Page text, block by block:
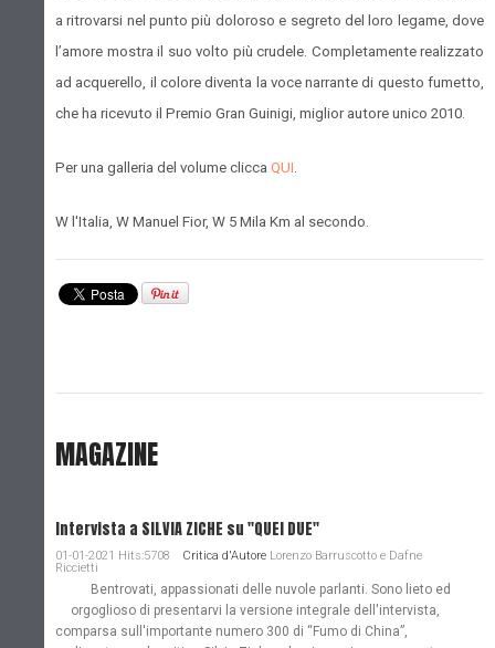
a ritrovarsi nel punto più doloroso e segreto del loro legame, dove
l’amore mostra il suo volto più crudele. Completamente realizzato
ad acquerello, il colore diventa la voce narrante di questo fumetto,
che ha ricevuto il Premio Gran Guinigi, miglior autore unico 2010.
Per una galleria del volume clicca QUI.
W l'Italia, W Manuel Fior, W 5 Mila Km al secondo.
MAGAZINE
Intervista a SILVIA ZICHE su "QUEI DUE"
01-01-2021 Hits:5708 Critica d'Autore Lorenzo Barruscotto e Dafne
Riccietti
Bentrovati, appassionati delle nuvole parlanti. Sono lieto ed
orgoglioso di presentarvi la versione integrale dell'intervista,
comparsa sull'importante numero 300 di “Fumo di China”,